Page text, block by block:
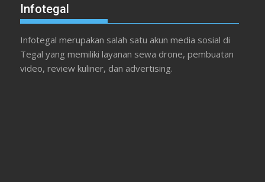
Infotegal
Infotegal merupakan salah satu akun media sosial di
Tegal yang memiliki layanan sewa drone, pembuatan
video, review kuliner, dan advertising.